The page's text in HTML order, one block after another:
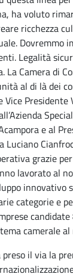
ha voluto
ricchezza
Dovremmo
Legalità
La Camera di
al di là dei
Presidente
e al
grazie
lavorato al
innovativo
categorie e
camerale
il via la